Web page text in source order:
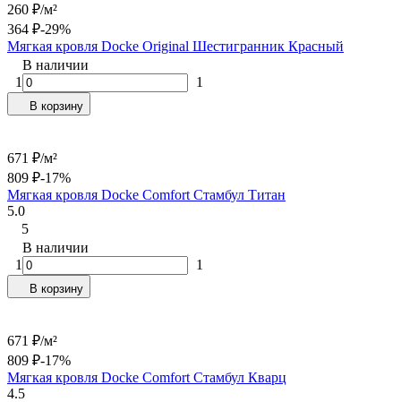
260 ₽/м²
364 ₽-29%
Мягкая кровля Docke Original Шестигранник Красный
В наличии
1
1
В корзину
671 ₽/м²
809 ₽-17%
Мягкая кровля Docke Сomfort Стамбул Титан
5.0
5
В наличии
1
1
В корзину
671 ₽/м²
809 ₽-17%
Мягкая кровля Docke Сomfort Стамбул Кварц
4.5